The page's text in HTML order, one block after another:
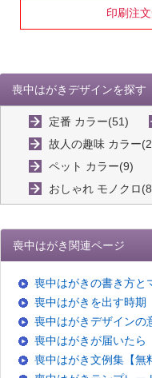
印刷注
喪中はがきデザインを探す
定番 カラー(51)
故人の趣味 カラー
ペット カラー(9)
おしゃれ モノクロ
喪中はがき関連ページ
喪中はがきの書き方と
喪中はがきを出す時期
喪中はがきデザインの
喪中はがきが届いたら
喪中はがき文例集【無